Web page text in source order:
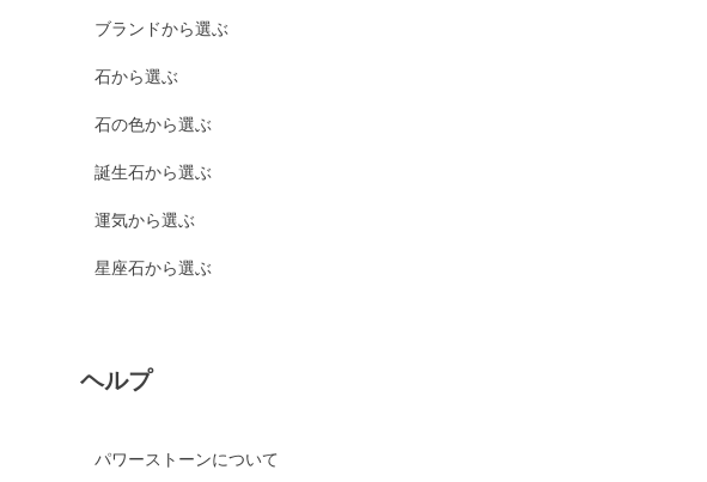
ブランドから選ぶ
石から選ぶ
石の色から選ぶ
誕生石から選ぶ
運気から選ぶ
星座石から選ぶ
ヘルプ
パワーストーンについて